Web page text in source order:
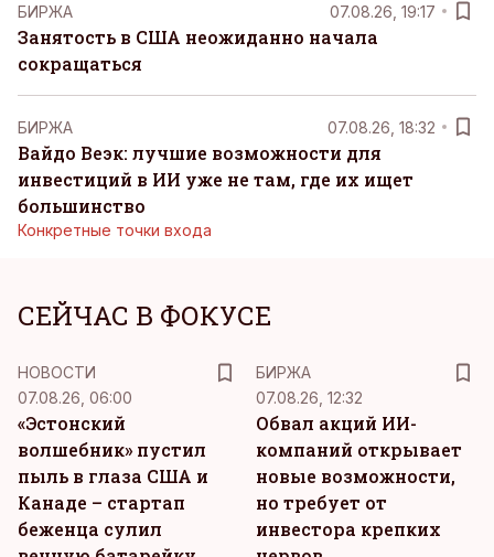
БИРЖА 07.08.26, 19:17
Занятость в США неожиданно начала
сокращаться
БИРЖА 07.08.26, 18:32
Вайдо Веэк: лучшие возможности для
инвестиций в ИИ уже не там, где их ищет
большинство
Конкретные точки входа
СЕЙЧАС В ФОКУСЕ
НОВОСТИ
07.08.26, 06:00
«Эстонский
волшебник» пустил
пыль в глаза США и
Канаде – стартап
беженца сулил
БИРЖА
07.08.26, 12:32
Обвал акций ИИ-
компаний открывает
новые возможности,
но требует от
инвестора крепких